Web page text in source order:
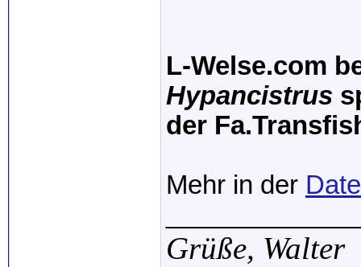
L-Welse.com
Hypancistrus
der
Mehr in der
Grüße, Walter